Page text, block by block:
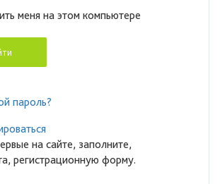
меня на этом компьютере
пароль?
на сайте, заполните,
регистрационную форму.